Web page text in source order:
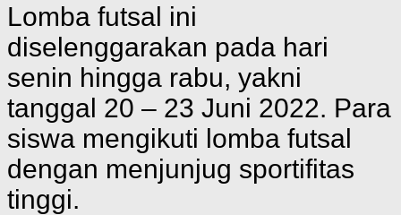
Lomba futsal ini
diselenggarakan pada hari
senin hingga rabu, yakni
tanggal 20 – 23 Juni 2022. Para
siswa mengikuti lomba futsal
dengan menjunjug sportifitas
tinggi.